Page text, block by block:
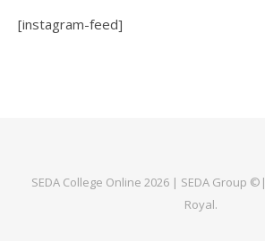
[instagram-feed]
SEDA College Online 2026 | SEDA Group ©|
Royal.